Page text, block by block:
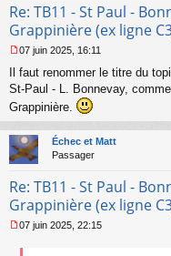
Re: TB11 - St Paul -
Grappinière (ex ligne
e
s
a
g
e
n
n
u
07 juin 2025, 16:11
Il faut renommer le titre du
St-Paul - L. Bonnevay,
Grappinière.
Échec et Matt
Passager
Re: TB11 - St Paul -
Grappinière (ex ligne
e
07 juin 2025, 22:15